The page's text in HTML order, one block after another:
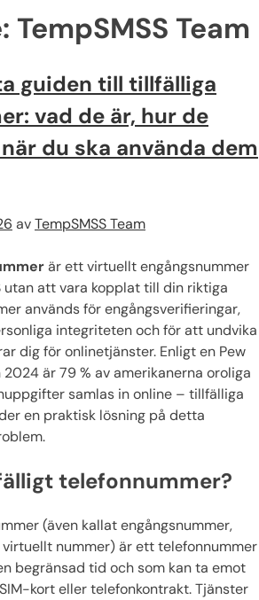
TempSMSS Team
guiden till tillfälliga
vad de är, hur de
du ska använda dem
avTempSMSS Team
är ett virtuellt engångsnummer
utan att vara kopplat till din riktiga
används för engångsverifieringar,
integriteten och för att undvika
dig för onlinetjänster. Enligt en Pew
är 79 % av amerikanerna oroliga
samlas in online – tillfälliga
en praktisk lösning på detta
telefonnummer?
(även kallat engångsnummer,
nummer) är ett telefonnummer
begränsad tid och som kan ta emot
kort eller telefonkontrakt. Tjänster